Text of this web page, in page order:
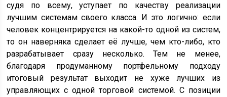
судя по всему, уступает по качеству реализации
лучшим системам своего класса. И это логично: если
человек концентрируется на какой-то одной из систем,
то он наверняка сделает её лучше, чем кто-либо, кто
разрабатывает сразу несколько. Тем не менее,
благодаря продуманному портфельному подходу
итоговый результат выходит не хуже лучших из
управляющих с одной торговой системой. С позиции